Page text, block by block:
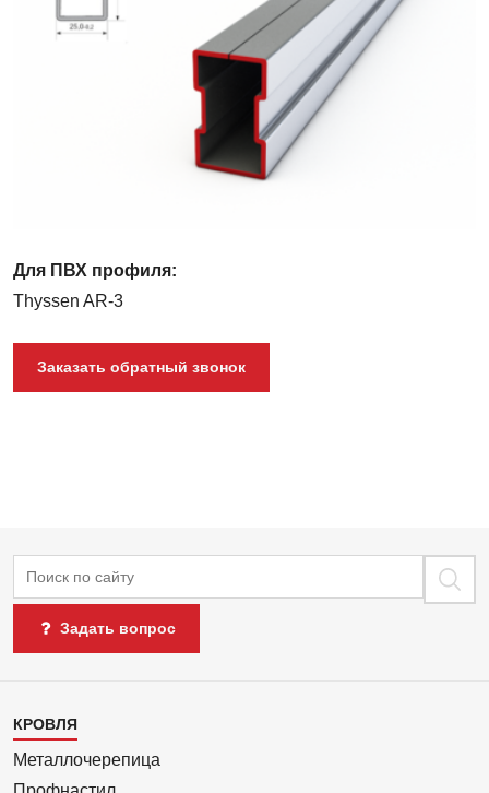
Для ПВХ профиля:
Thyssen AR-3
Заказать обратный звонок
Поиск
Задать вопрос
Каталог
1
КРОВЛЯ
Металлочерепица